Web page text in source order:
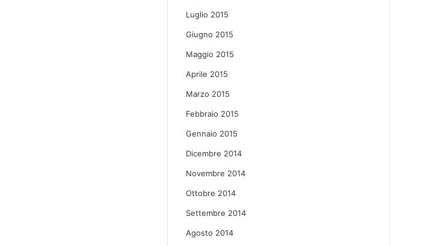
Luglio 2015
Giugno 2015
Maggio 2015
Aprile 2015
Marzo 2015
Febbraio 2015
Gennaio 2015
Dicembre 2014
Novembre 2014
Ottobre 2014
Settembre 2014
Agosto 2014